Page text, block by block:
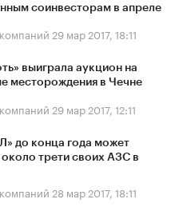
соинвесторам в апреле
29 мар 2017, 18:11
выиграла аукцион на
месторождения в Чечне
29 мар 2017, 12:11
до конца года может
около трети своих АЗС в
28 мар 2017, 18:11